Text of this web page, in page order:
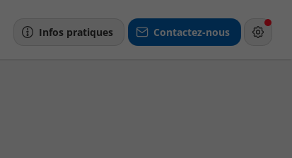
Infos pratiques Contactez-nous